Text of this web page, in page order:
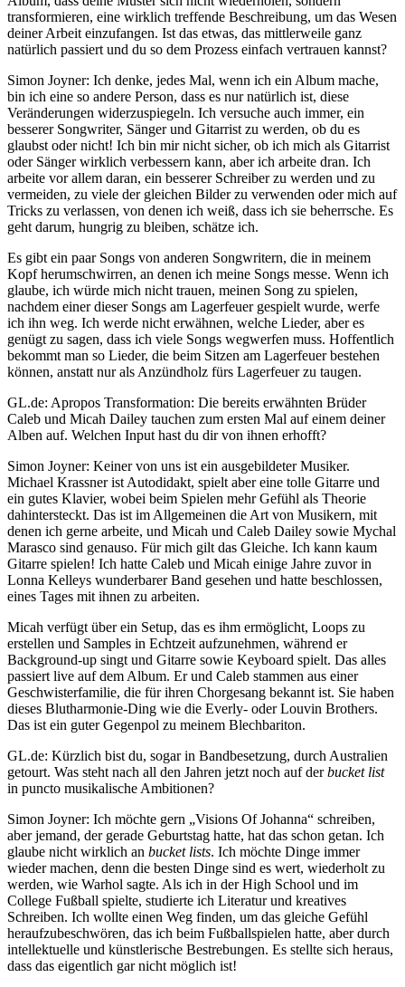
transformieren, eine wirklich treffende Beschreibung, um das Wesen
deiner Arbeit einzufangen. Ist das etwas, das mittlerweile ganz
natürlich passiert und du so dem Prozess einfach vertrauen kannst?
Simon Joyner: Ich denke, jedes Mal, wenn ich ein Album mache,
bin ich eine so andere Person, dass es nur natürlich ist, diese
Veränderungen widerzuspiegeln. Ich versuche auch immer, ein
besserer Songwriter, Sänger und Gitarrist zu werden, ob du es
glaubst oder nicht! Ich bin mir nicht sicher, ob ich mich als Gitarrist
oder Sänger wirklich verbessern kann, aber ich arbeite dran. Ich
arbeite vor allem daran, ein besserer Schreiber zu werden und zu
vermeiden, zu viele der gleichen Bilder zu verwenden oder mich auf
Tricks zu verlassen, von denen ich weiß, dass ich sie beherrsche. Es
geht darum, hungrig zu bleiben, schätze ich.
Es gibt ein paar Songs von anderen Songwritern, die in meinem
Kopf herumschwirren, an denen ich meine Songs messe. Wenn ich
glaube, ich würde mich nicht trauen, meinen Song zu spielen,
nachdem einer dieser Songs am Lagerfeuer gespielt wurde, werfe
ich ihn weg. Ich werde nicht erwähnen, welche Lieder, aber es
genügt zu sagen, dass ich viele Songs wegwerfen muss. Hoffentlich
bekommt man so Lieder, die beim Sitzen am Lagerfeuer bestehen
können, anstatt nur als Anzündholz fürs Lagerfeuer zu taugen.
GL.de: Apropos Transformation: Die bereits erwähnten Brüder
Caleb und Micah Dailey tauchen zum ersten Mal auf einem deiner
Alben auf. Welchen Input hast du dir von ihnen erhofft?
Simon Joyner: Keiner von uns ist ein ausgebildeter Musiker.
Michael Krassner ist Autodidakt, spielt aber eine tolle Gitarre und
ein gutes Klavier, wobei beim Spielen mehr Gefühl als Theorie
dahintersteckt. Das ist im Allgemeinen die Art von Musikern, mit
denen ich gerne arbeite, und Micah und Caleb Dailey sowie Mychal
Marasco sind genauso. Für mich gilt das Gleiche. Ich kann kaum
Gitarre spielen! Ich hatte Caleb und Micah einige Jahre zuvor in
Lonna Kelleys wunderbarer Band gesehen und hatte beschlossen,
eines Tages mit ihnen zu arbeiten.
Micah verfügt über ein Setup, das es ihm ermöglicht, Loops zu
erstellen und Samples in Echtzeit aufzunehmen, während er
Background-up singt und Gitarre sowie Keyboard spielt. Das alles
passiert live auf dem Album. Er und Caleb stammen aus einer
Geschwisterfamilie, die für ihren Chorgesang bekannt ist. Sie haben
dieses Blutharmonie-Ding wie die Everly- oder Louvin Brothers.
Das ist ein guter Gegenpol zu meinem Blechbariton.
GL.de: Kürzlich bist du, sogar in Bandbesetzung, durch Australien
getourt. Was steht nach all den Jahren jetzt noch auf derbucket list
in puncto musikalische Ambitionen?
Simon Joyner: Ich möchte gern „Visions Of Johanna“ schreiben,
aber jemand, der gerade Geburtstag hatte, hat das schon getan. Ich
glaube nicht wirklich an bucket lists. Ich möchte Dinge immer
wieder machen, denn die besten Dinge sind es wert, wiederholt zu
werden, wie Warhol sagte. Als ich in der High School und im
College Fußball spielte, studierte ich Literatur und kreatives
Schreiben. Ich wollte einen Weg finden, um das gleiche Gefühl
heraufzubeschwören, das ich beim Fußballspielen hatte, aber durch
intellektuelle und künstlerische Bestrebungen. Es stellte sich heraus,
dass das eigentlich gar nicht möglich ist!